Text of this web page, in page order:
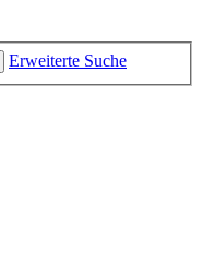
Erweiterte Suche